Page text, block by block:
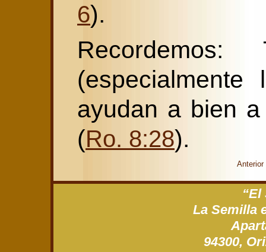
6).
ayudan a bien
(Ro. 8:28).
Anterior
“El
La Semilla
94300,